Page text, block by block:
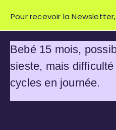
Bebé 15 mois,
sieste, mais
cycles en journée.
Pour recevoir la